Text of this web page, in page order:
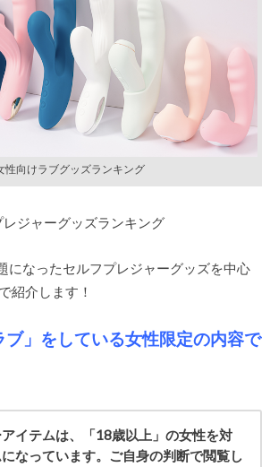
性向けラブグッズランキング
レジャーグッズランキング
になったセルフプレジャーグッズを中心
紹介します！
」をしている女性限定の内容で
イテムは、「18歳以上」の女性を対
なっています。ご自身の判断で閲覧し